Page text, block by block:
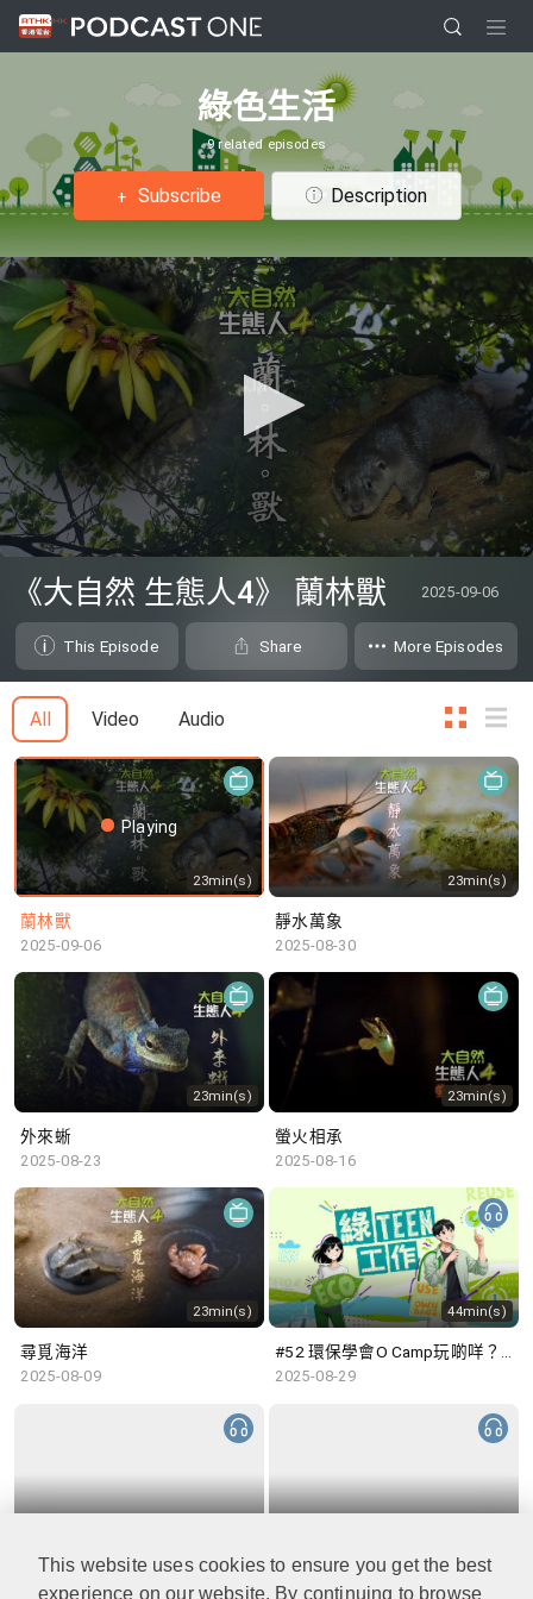
This website uses cookies to ensure you get the best
experience on our website. By continuing to browse
綠色生活
9 related episodes
Subscribe Description
seconds
seconds
《大自然 生態人4》 蘭林獸 2025-09-06
This Episode Share More Episodes
All Video Audio
Playing
23min(s)
蘭林獸
2025-09-06
23min(s)
靜水萬象
2025-08-30
23min(s)
外來蜥
2025-08-23
23min(s)
螢火相承
2025-08-16
23min(s)
尋覓海洋
2025-08-09
44min(s)
#52 環保學會O Camp玩啲咩？ | 參與學生: Sammi、Cardi、Charles (香港科技大學 環境管理及科技學生聯會)
2025-08-29
#51 積極參與回收比賽 | 參與學生: 巫巫、Vincy、Thomas (樂善堂顧超文中學) (「SGREEN 校際回收比賽」最積極參與學校獎 中學組銀獎得主)
2025-08-22 2025-08-15